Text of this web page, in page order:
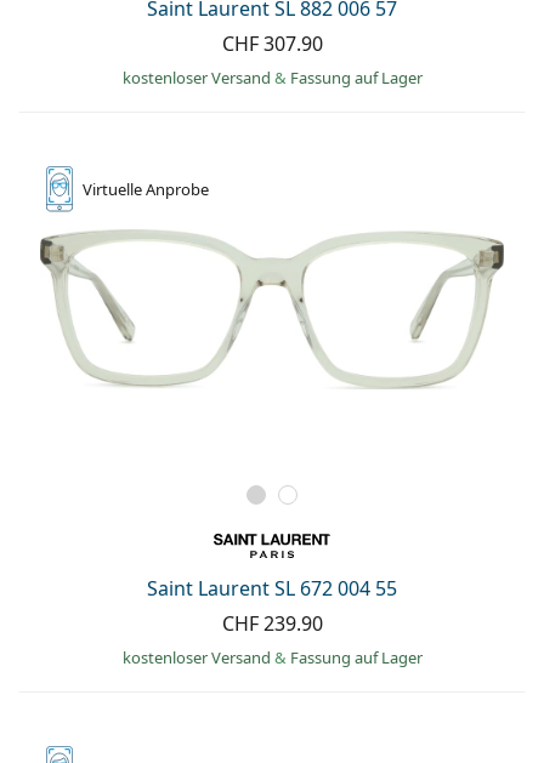
Saint Laurent SL 882 006 57
CHF 307.90
kostenloser Versand & Fassung auf Lager
VirtuelleAnprobe
Saint Laurent SL 672 004 55
CHF 239.90
kostenloser Versand & Fassung auf Lager